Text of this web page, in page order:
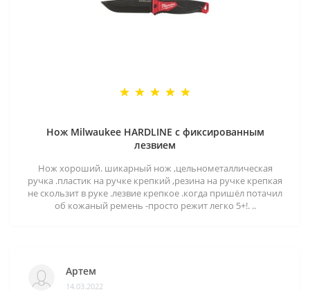
Нож Milwaukee HARDLINE с фиксированным
лезвием
Нож хороший. шикарный нож ,цельнометаллическая
ручка .пластик на ручке крепкий ,резина на ручке крепкая
не скользит в руке .лезвие крепкое .когда пришёл потачил
об кожаный ремень -просто режит легко 5+!. ..
Артем
14.03.2022